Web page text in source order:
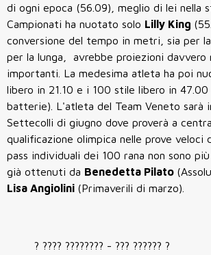
di ogni epoca (56.09), meglio di lei nella
Campionati ha nuotato solo Lilly King
conversione del tempo in metri, sia per
per la lunga, avrebbe proiezioni davvero
importanti. La medesima atleta ha poi
libero in 21.10 e i 100 stile libero in 47.00
batterie). L'atleta del Team Veneto sarà
Settecolli di giugno dove proverà a
qualificazione olimpica nelle prove
pass individuali dei 100 rana non sono
già ottenuti da Benedetta Pilato
Lisa Angiolini (Primaverili di marzo).
? ???? ???????? - ??? ?????? ?